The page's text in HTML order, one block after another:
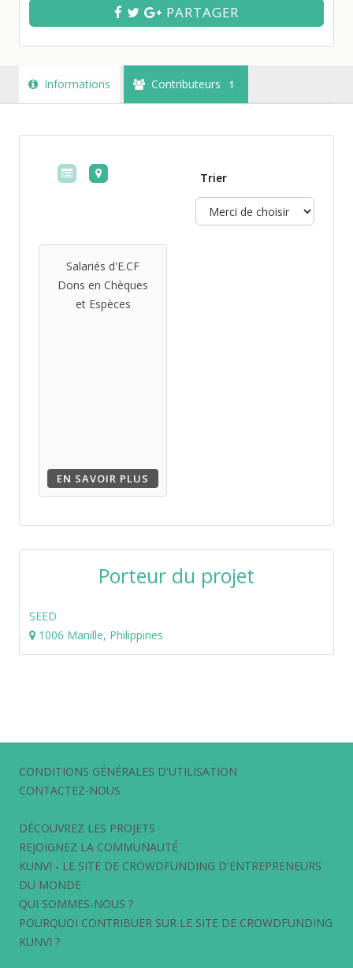
PARTAGER
Informations Contributeurs 1
Trier
Salariés d'E.CF
Dons en Chèques
et Espèces
EN SAVOIR PLUS
Porteur du projet
SEED
1006 Manille, Philippines
CONDITIONS GÉNÉRALES D'UTILISATION
CONTACTEZ-NOUS
DÉCOUVREZ LES PROJETS
REJOIGNEZ LA COMMUNAUTÉ
KUNVI - LE SITE DE CROWDFUNDING D'ENTREPRENEURS
DU MONDE
QUI SOMMES-NOUS ?
POURQUOI CONTRIBUER SUR LE SITE DE CROWDFUNDING
KUNVI ?